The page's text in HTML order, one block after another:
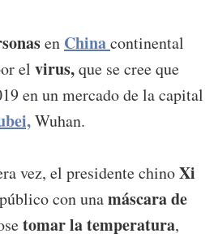
en Chinacontinental
el virus,que se cree que
en un mercado de la capital
Wuhan.
vez, el presidente chinoXi
con unamáscara de
tomar la temperatura,